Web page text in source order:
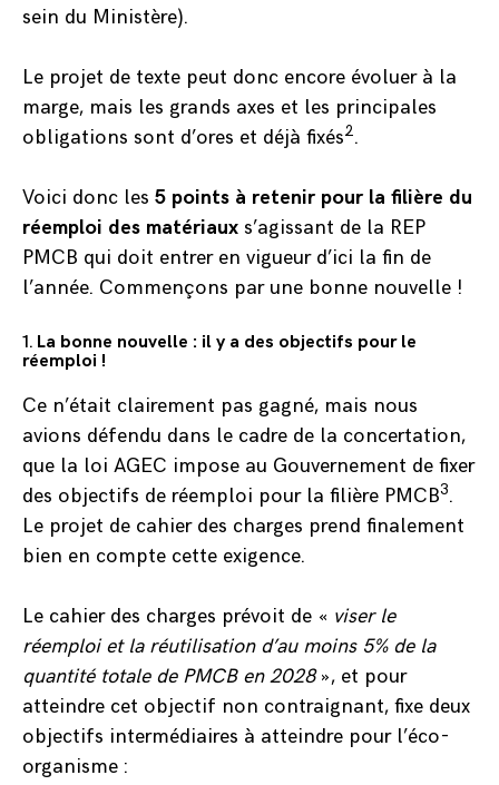
sein du Ministère).
Le projet de texte peut donc encore évoluer à la
marge, mais les grands axes et les principales
obligations sont d’ores et déjà fixés2.
Voici donc les 5 points à retenir pour la filière du
réemploi des matériaux s’agissant de la REP
PMCB qui doit entrer en vigueur d’ici la fin de
l’année. Commençons par une bonne nouvelle !
1. La bonne nouvelle : il y a des objectifs pour le
réemploi !
Ce n’était clairement pas gagné, mais nous
avions défendu dans le cadre de la concertation,
que la loi AGEC impose au Gouvernement de fixer
des objectifs de réemploi pour la filière PMCB3.
Le projet de cahier des charges prend finalement
bien en compte cette exigence.
Le cahier des charges prévoit de « viser le
réemploi et la réutilisation d’au moins 5% de la
quantité totale de PMCB en 2028», et pour
atteindre cet objectif non contraignant, fixe deux
objectifs intermédiaires à atteindre pour l’éco-
organisme :